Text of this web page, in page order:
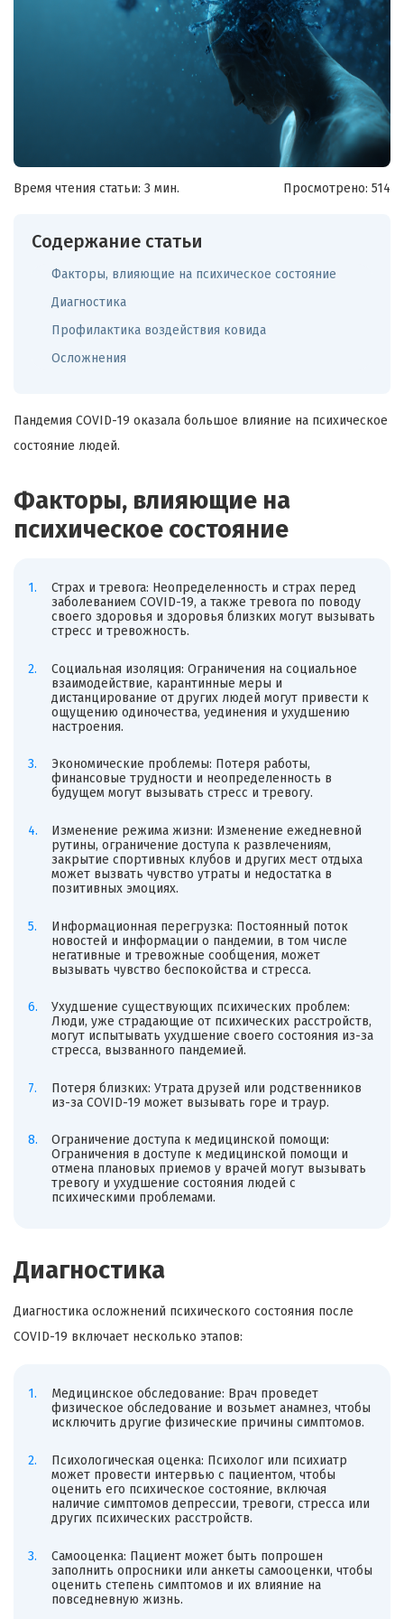
Время чтения статьи: 3 мин. Просмотрено: 514
Содержание статьи
Факторы, влияющие на психическое состояние
Диагностика
Профилактика воздействия ковида
Осложнения
Пандемия COVID-19 оказала большое влияние на психическое
состояние людей.
Факторы, влияющие на
психическое состояние
Страх и тревога: Неопределенность и страх перед
заболеванием COVID-19, а также тревога по поводу
своего здоровья и здоровья близких могут вызывать
стресс и тревожность.
Социальная изоляция: Ограничения на социальное
взаимодействие, карантинные меры и
дистанцирование от других людей могут привести к
ощущению одиночества, уединения и ухудшению
настроения.
Экономические проблемы: Потеря работы,
финансовые трудности и неопределенность в
будущем могут вызывать стресс и тревогу.
Изменение режима жизни: Изменение ежедневной
рутины, ограничение доступа к развлечениям,
закрытие спортивных клубов и других мест отдыха
может вызвать чувство утраты и недостатка в
позитивных эмоциях.
Информационная перегрузка: Постоянный поток
новостей и информации о пандемии, в том числе
негативные и тревожные сообщения, может
вызывать чувство беспокойства и стресса.
Ухудшение существующих психических проблем:
Люди, уже страдающие от психических расстройств,
могут испытывать ухудшение своего состояния из-за
стресса, вызванного пандемией.
Потеря близких: Утрата друзей или родственников
из-за COVID-19 может вызывать горе и траур.
Ограничение доступа к медицинской помощи:
Ограничения в доступе к медицинской помощи и
отмена плановых приемов у врачей могут вызывать
тревогу и ухудшение состояния людей с
психическими проблемами.
Диагностика
Диагностика осложнений психического состояния после
COVID-19 включает несколько этапов:
Медицинское обследование: Врач проведет
физическое обследование и возьмет анамнез, чтобы
исключить другие физические причины симптомов.
Психологическая оценка: Психолог или психиатр
может провести интервью с пациентом, чтобы
оценить его психическое состояние, включая
наличие симптомов депрессии, тревоги, стресса или
других психических расстройств.
Самооценка: Пациент может быть попрошен
заполнить опросники или анкеты самооценки, чтобы
оценить степень симптомов и их влияние на
повседневную жизнь.